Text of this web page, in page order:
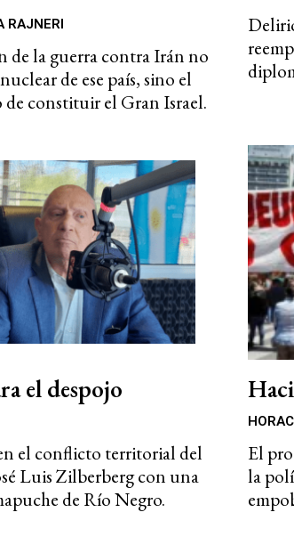
RAJNERI
de la guerra contra Irán no
de ese país, sino el
de constituir el Gran Israel.
el despojo
el conflicto territorial del
Luis Zilberberg con una
de Río Negro.
El
la